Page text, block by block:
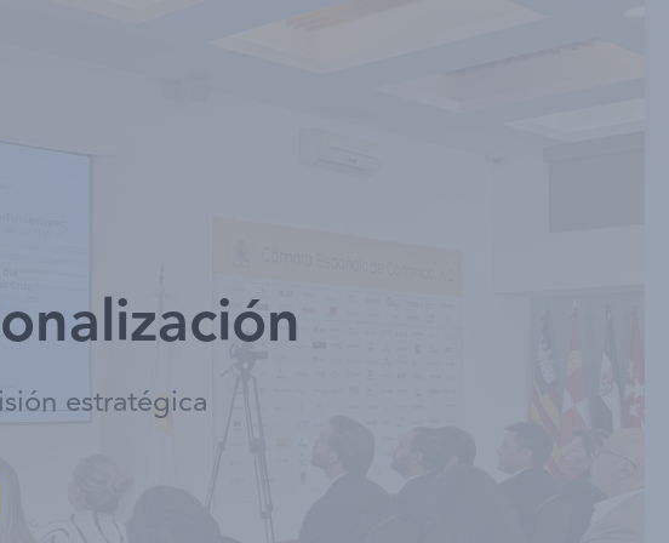
estratégica